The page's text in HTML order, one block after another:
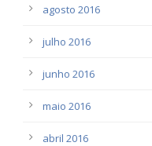
agosto 2016
julho 2016
junho 2016
maio 2016
abril 2016